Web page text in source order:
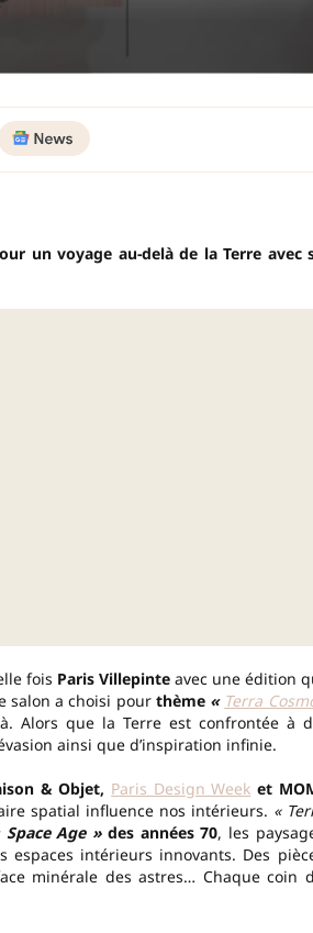
un voyage au-delà de la Terre avec
fois Paris Villepinteavec une édition
salon a choisi pour thème « Terra
Alors que la Terre est confrontée à
ainsi que d’inspiration infinie.
& Objet, Paris Design Week et
spatial influence nos intérieurs. «
Space Age »des années 70, les
intérieurs innovants. Des
minérale des astres… Chaque coin